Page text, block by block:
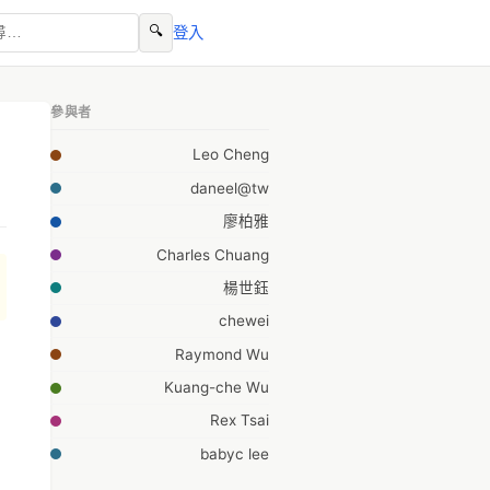
🔍 登入
參與者
Leo Cheng
daneel@tw
廖柏雅
Charles Chuang
楊世鈺
chewei
Raymond Wu
Kuang-che Wu
Rex Tsai
babyc lee